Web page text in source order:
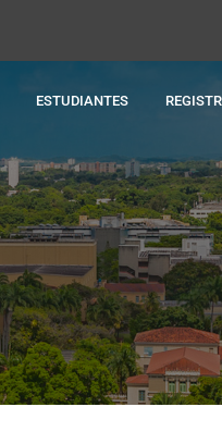
ESTUDIANTES